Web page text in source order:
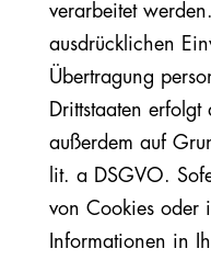
verarbeitet
ausdrücklichen
Übertragung
Drittstaaten
außerdem auf
lit. a DSGVO.
von Cookies oder
Informationen in